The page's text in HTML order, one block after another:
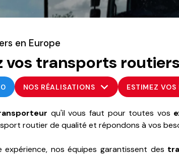
en Europe
vos transports
NOS RÉALISATIONS ESTIMEZ VOS
qu'il vous faut pour toutes vos
routier de qualité et répondons à vos
expérience, nos équipes garantissent des